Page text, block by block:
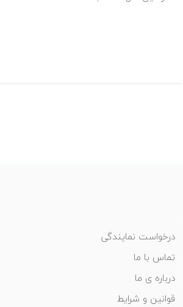
درخواست نمایندگی
تماس با ما
درباره ی ما
قوانین و شرایط